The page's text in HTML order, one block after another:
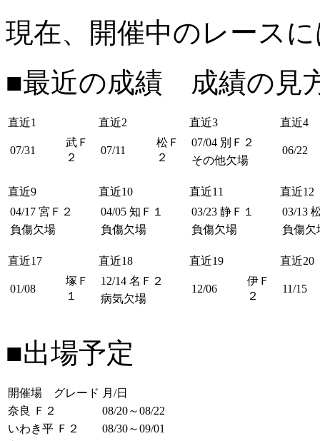
現在、開催中のレース
■最近の成績 成績の見
直近1 直近2 直近3 直近4
07/31
武Ｆ
２
07/11
松Ｆ
２
07/04 別Ｆ２
その他欠場
06/22
直近9 直近10 直近11
直近12
04/17 宮Ｆ２
負傷欠場
04/05 知Ｆ１
負傷欠場
03/23 静Ｆ１
負傷欠場
03/13
負傷欠
直近17 直近18 直近19 直近20
01/08
塚Ｆ
１
12/14 名Ｆ２
病気欠場
12/06
伊Ｆ
２
11/15
■出場予定
開催場 グレード 月/日
奈良 Ｆ２
08/20～08/22
いわき平 Ｆ２
08/30～09/01